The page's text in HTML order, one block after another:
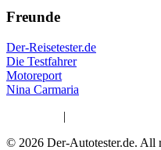
Freunde
Der-Reisetester.de
Die Testfahrer
Motoreport
Nina Carmaria
|
© 2026 Der-Autotester.de. All